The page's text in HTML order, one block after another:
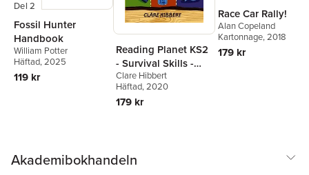
Del 2
Fossil Hunter
Handbook
William Potter
Häftad, 2025
119 kr
Reading Planet KS2
- Survival Skills -
Level 7:
Saturn/Blue-Red
band
Clare Hibbert
Häftad, 2020
179 kr
Race Car Rally!
Alan Copeland
Kartonnage, 2018
179 kr
Akademibokhandeln